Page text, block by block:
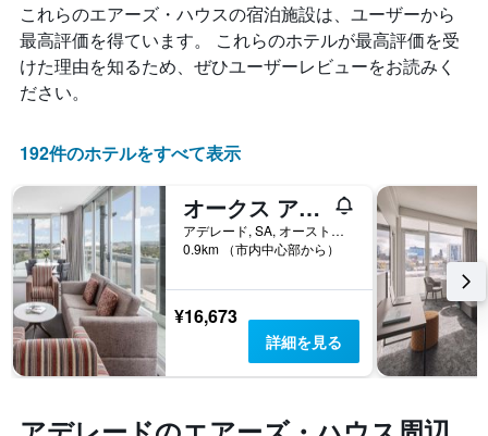
これらのエアーズ・ハウス​の宿泊施設は、ユーザーから
最高評価を得ています。 これらのホテルが最高評価を受
けた理由を知るため、ぜひユーザーレビューをお読みく
ださい。
192件のホテルをすべて表示
オークス アデレード大使館スイーツ
アデレード, SA, オーストラリア
0.9km （市内中心部から）
¥16,673
詳細を見る